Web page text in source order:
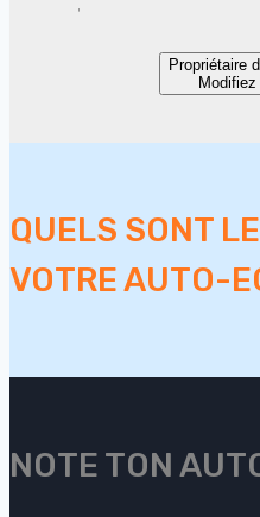
Propriétaire
QUELS SONT
VOTRE AUTO-
NOTE TON